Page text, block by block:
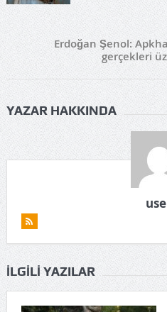
Erdoğan Şenol:
gerçekleri
YAZAR HAKKINDA
İLGILI YAZILAR